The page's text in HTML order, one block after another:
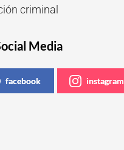
criminal
Media
facebook instagram